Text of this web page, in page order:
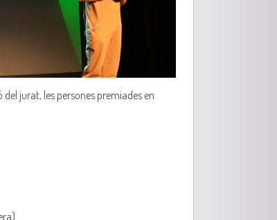
jurat, les persones premiades en